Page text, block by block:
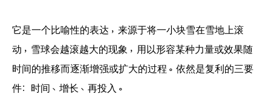
它是一个比喻性的表达，来源于将一小块雪在雪地上滚
动，雪球会越滚越大的现象，用以形容某种力量或效果随
时间的推移而逐渐增强或扩大的过程。依然是复利的三要
件：时间、增长、再投入。